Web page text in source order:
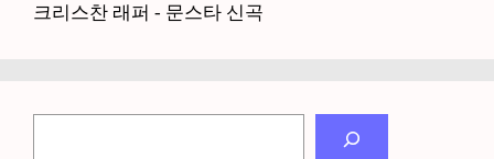
크리스찬 래퍼 - 문스타 신곡